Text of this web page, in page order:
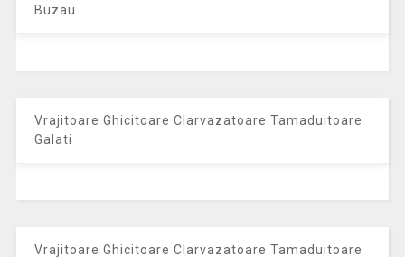
Buzau
Vrajitoare Ghicitoare Clarvazatoare Tamaduitoare
Galati
Vrajitoare Ghicitoare Clarvazatoare Tamaduitoare